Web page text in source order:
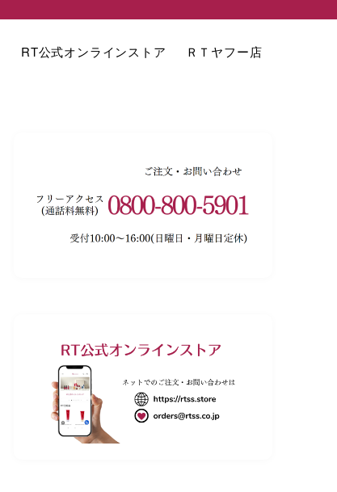
RT公式オンラインストア ＲＴヤフー店